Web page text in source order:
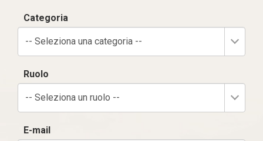
Categoria
-- Seleziona una categoria --
Ruolo
-- Seleziona un ruolo --
E-mail